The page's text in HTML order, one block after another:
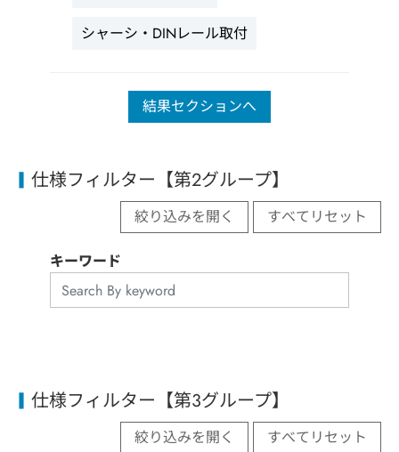
シャーシ・DINレール取付
結果セクションへ
仕様フィルター【第2グループ】
絞り込みを開く すべてリセット
キーワード
仕様フィルター【第3グループ】
絞り込みを開く すべてリセット